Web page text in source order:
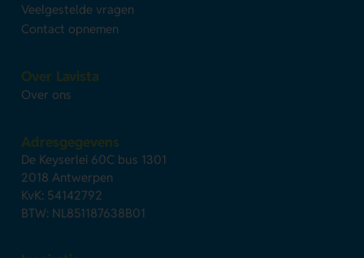
Veelgestelde vragen
Contact opnemen
Over Lavista
Over ons
Adresgegevens
De Keyserlei 60C bus 1301
2018 Antwerpen
KvK: 54142792
BTW: NL851187638B01